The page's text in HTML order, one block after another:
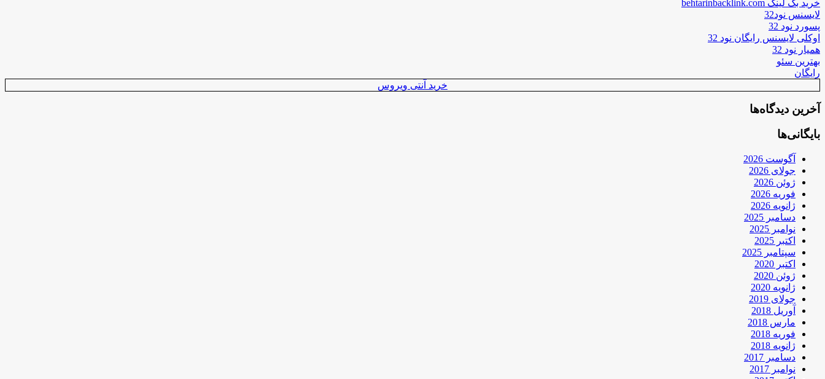
خرید بک لینک behtarinbacklink.com
لایسنس نود32
پسورد نود 32
اوکلی لایسنس رایگان نود 32
همیار نود 32
بهترین سئو
رایگان
خرید آنتی ویروس
آخرین دیدگاه‌ها
بایگانی‌ها
آگوست 2026
جولای 2026
ژوئن 2026
فوریه 2026
ژانویه 2026
دسامبر 2025
نوامبر 2025
اکتبر 2025
سپتامبر 2025
اکتبر 2020
ژوئن 2020
ژانویه 2020
جولای 2019
آوریل 2018
مارس 2018
فوریه 2018
ژانویه 2018
دسامبر 2017
نوامبر 2017